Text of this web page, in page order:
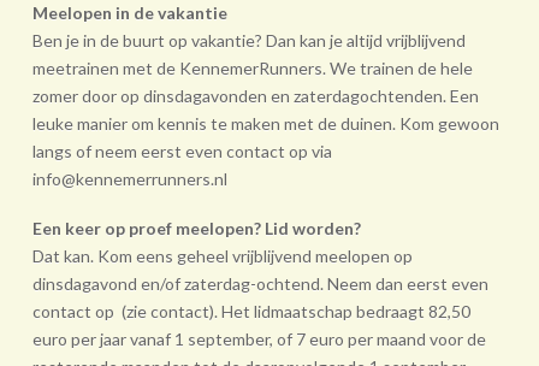
Meelopen in de vakantie
Ben je in de buurt op vakantie? Dan kan je altijd vrijblijvend
meetrainen met de KennemerRunners. We trainen de hele
zomer door op dinsdagavonden en zaterdagochtenden. Een
leuke manier om kennis te maken met de duinen. Kom gewoon
langs of neem eerst even contact op via
info@kennemerrunners.nl
Een keer op proef meelopen? Lid worden?
Dat kan. Kom eens geheel vrij­blijvend meelopen op
dinsdagavond en/of zaterdag-ochtend. Neem dan eerst even
contact op (zie contact). Het lidmaatschap bedraagt 82,50
euro per jaar vanaf 1 september, of 7 euro per maand voor de